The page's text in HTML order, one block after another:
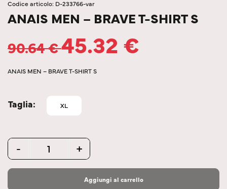
Codice articolo: D-233766-var
ANAIS MEN – BRAVE T-SHIRT S
90.64€45.32€
ANAIS MEN – BRAVE T-SHIRT S
Taglia XL
Quantity
- +
Aggiungi al carrello